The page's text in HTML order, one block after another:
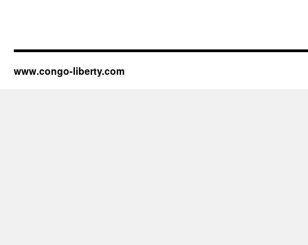
www.congo-liberty.com